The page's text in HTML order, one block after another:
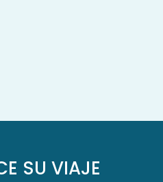
SU VIAJE